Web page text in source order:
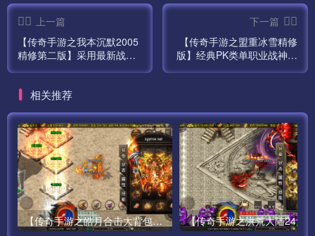
——————————————————————————
——
PS:
1、这里要说明下 默认方式连接数据库会出现乱码，需要把
连接字符改为 20936 GB2312
MYSQL默认密码：www.gowlom2.com
2、如果出现 获取该区补丁失效 请修改服务端：
D:\mud2.0\logincenter\ClientConfig\目录下的
config185.zip 改成 config0706.zip
上一篇
【传奇手游之我本沉默2005
精修第二版】采用最新战神
码视频架设教程-GM直冲后
苹果IOS双端版本！
下一篇
【传奇手游之盟重冰雪精修
版】经典PK类单职业战神引
相关推荐
【传奇手游之皓月合击大背包-[白猪3.0]-免授权版】经典三职业复古特色战神引擎传奇手游-最新打包Win服务端源码视频架设教程-新版GM多功能网页授权物品后台-GM直冲网页后台-苹果IOS安卓双端版本！